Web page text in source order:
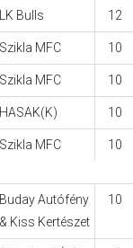
LK Bulls 12
Szikla MFC 10
Szikla MFC 10
HASAK(K) 10
Szikla MFC 10
Buday Autófény
& Kiss Kertészet
10